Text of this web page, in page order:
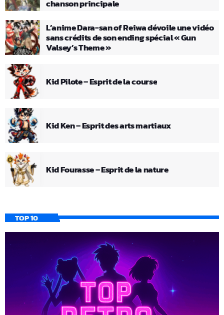
chanson principale
L’anime Dara-san of Reiwa dévoile une vidéo
sans crédits de son ending spécial « Gun
Valsey’s Theme »
Kid Pilote – Esprit de la course
Kid Ken – Esprit des arts martiaux
Kid Fourasse – Esprit de la nature
TOP 10